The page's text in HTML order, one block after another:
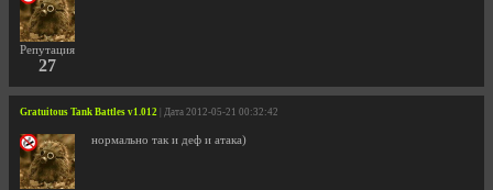
Репутация
27
Gratuitous Tank Battles v1.012 | Дата 2012-05-21 00:32:42
нормально так и деф и атака)